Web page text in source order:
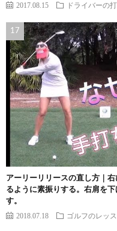
2017.08.15 ドライバーの
アーリーリリースの直し方｜
るように素振りする。右肩を
す。
2018.07.18 ゴルフのレッ